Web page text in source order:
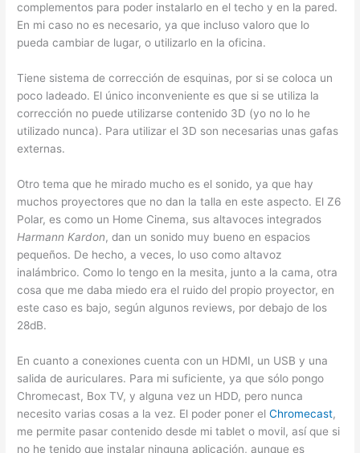
complementos para poder instalarlo en el techo y en la pared.
En mi caso no es necesario, ya que incluso valoro que lo
pueda cambiar de lugar, o utilizarlo en la oficina.
Tiene sistema de corrección de esquinas, por si se coloca un
poco ladeado. El único inconveniente es que si se utiliza la
corrección no puede utilizarse contenido 3D (yo no lo he
utilizado nunca). Para utilizar el 3D son necesarias unas gafas
externas.
Otro tema que he mirado mucho es el sonido, ya que hay
muchos proyectores que no dan la talla en este aspecto. El Z6
Polar, es como un Home Cinema, sus altavoces integrados
Harmann Kardon, dan un sonido muy bueno en espacios
pequeños. De hecho, a veces, lo uso como altavoz
inalámbrico. Como lo tengo en la mesita, junto a la cama, otra
cosa que me daba miedo era el ruido del propio proyector, en
este caso es bajo, según algunos reviews, por debajo de los
28dB.
En cuanto a conexiones cuenta con un HDMI, un USB y una
salida de auriculares. Para mi suficiente, ya que sólo pongo
Chromecast, Box TV, y alguna vez un HDD, pero nunca
necesito varias cosas a la vez. El poder poner elChromecast,
me permite pasar contenido desde mi tablet o movil, así que si
no he tenido que instalar ninguna aplicación, aunque es